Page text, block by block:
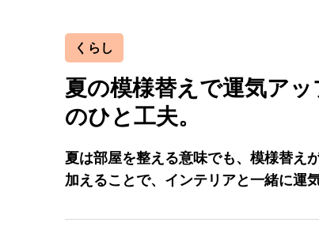
くらし
夏の模様替えで運気ア
のひと工夫。
夏は部屋を整える意味でも、模様替え
加えることで、インテリアと一緒に運